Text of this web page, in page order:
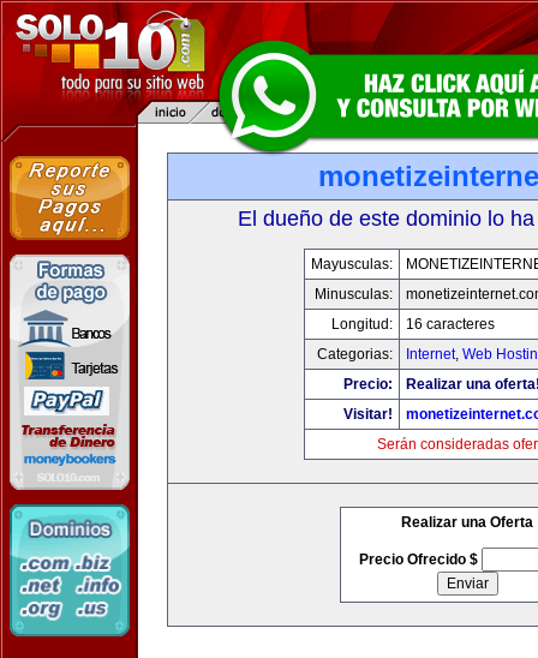
El dueño de este dominio lo
Mayusculas:
Minusculas:
Longitud:
16 caracteres
Categorias:
Internet, Web
Precio:
Realizar una
Visitar!
Serán consideradas
Realizar una Oferta
Precio Ofrecido $